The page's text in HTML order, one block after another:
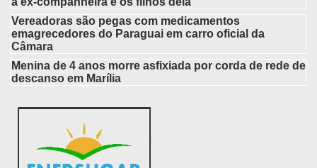
Vereadoras são pegas com medicamentos
emagrecedores do Paraguai em carro oficial da
Câmara
Menina de 4 anos morre asfixiada por corda de rede de
descanso em Marília